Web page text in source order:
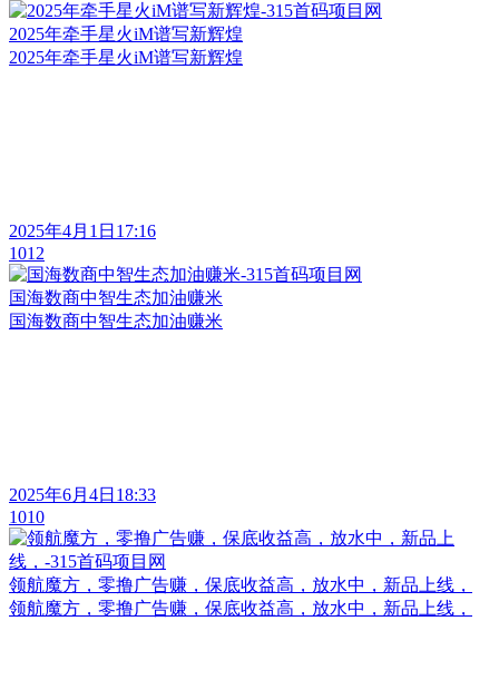
2025年牵手星火iM谱写新辉煌
2025年牵手星火iM谱写新辉煌
2025年4月1日17:16
1012
国海数商中智生态加油赚米
国海数商中智生态加油赚米
2025年6月4日18:33
1010
领航魔方，零撸广告赚，保底收益高，放水中，新品上线，
领航魔方，零撸广告赚，保底收益高，放水中，新品上线，